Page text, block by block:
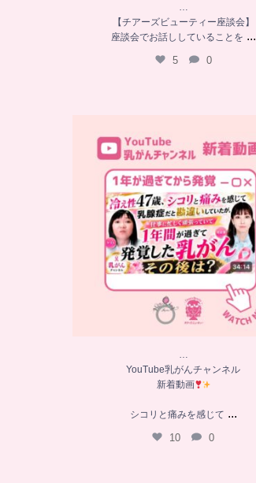
…
【チアーズビューティー座談会】
座談会でお話ししていることを ...
5 0
YouTube乳がんチャンネル
新着動画
シコリと痛みを感じて...
10 0
…
YouTube乳がんチャンネル
新着動画
シコリと痛みを感じて ...
10 0